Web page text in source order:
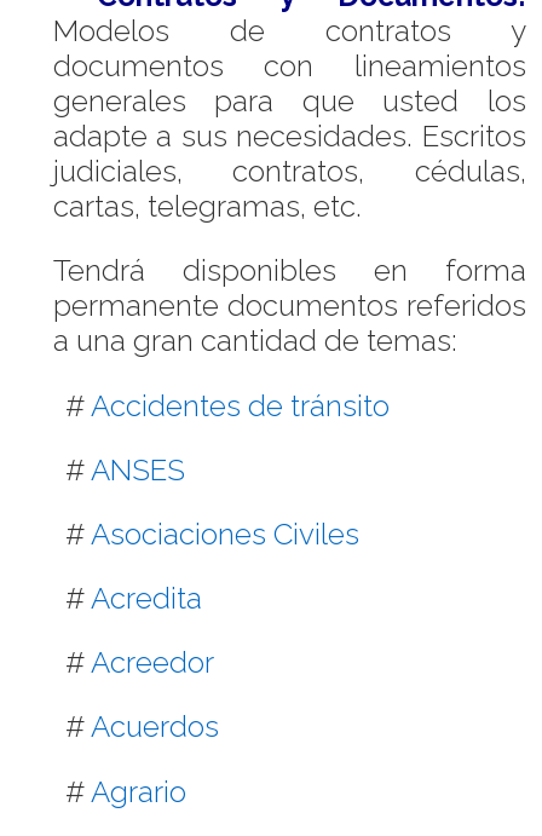
Modelos de contratos y
documentos con lineamientos
generales para que usted los
adapte a sus necesidades. Escritos
judiciales, contratos, cédulas,
cartas, telegramas, etc.
Tendrá disponibles en forma
permanente documentos referidos
a una gran cantidad de temas:
# Accidentes de tránsito
# ANSES
#Asociaciones Civiles
#Acredita
#Acreedor
#Acuerdos
# Agrario